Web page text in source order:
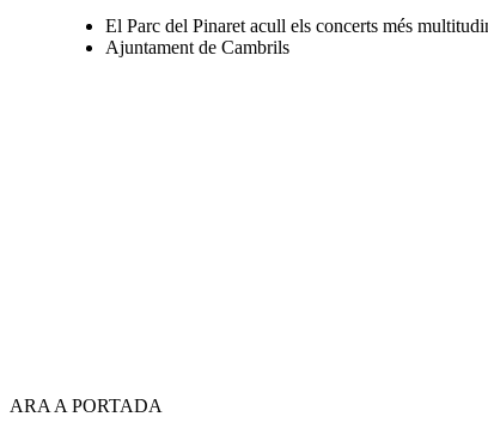
El Parc del Pinaret acull els concerts més
Ajuntament de Cambrils
ARA A PORTADA